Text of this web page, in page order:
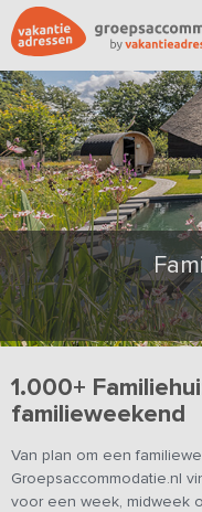
1.000+
familieweekend
Van plan om een
Groepsaccommodatie.nl
voor een week, midweek